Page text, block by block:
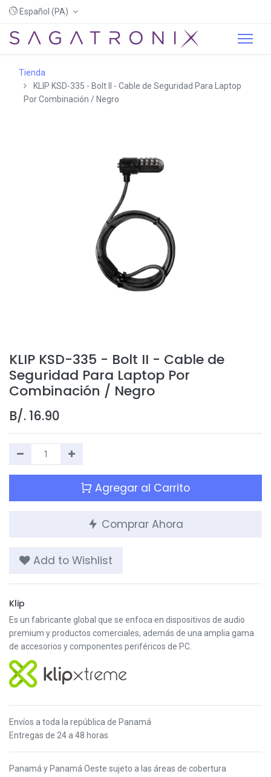
Español (PA)
Tienda
KLIP KSD-335 - Bolt II - Cable de Seguridad Para Laptop
Por Combinación / Negro
KLIP KSD-335 - Bolt II - Cable de
Seguridad Para Laptop Por
Combinación / Negro
B/. 16.90
Agregar al Carrito
Comprar Ahora
Add to Wishlist
Klip
Es un fabricante global que se enfoca en dispositivos de audio
premium y productos comerciales, además de una amplia gama
de accesorios y componentes periféricos de PC.
Envíos a toda la república de Panamá
Entregas de 24 a 48 horas
Panamá y Panamá Oeste sujeto a las áreas de cobertura